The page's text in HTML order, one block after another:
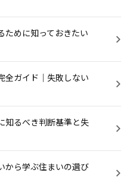
ために知っておきたい
全ガイド｜失敗しない
知るべき判断基準と失
から学ぶ住まいの選び